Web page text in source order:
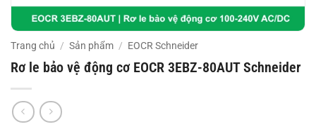
Trang chủ / Sản phẩm / EOCR Schneider
Rơ le bảo vệ động cơ EOCR 3EBZ-80AUT Schneider